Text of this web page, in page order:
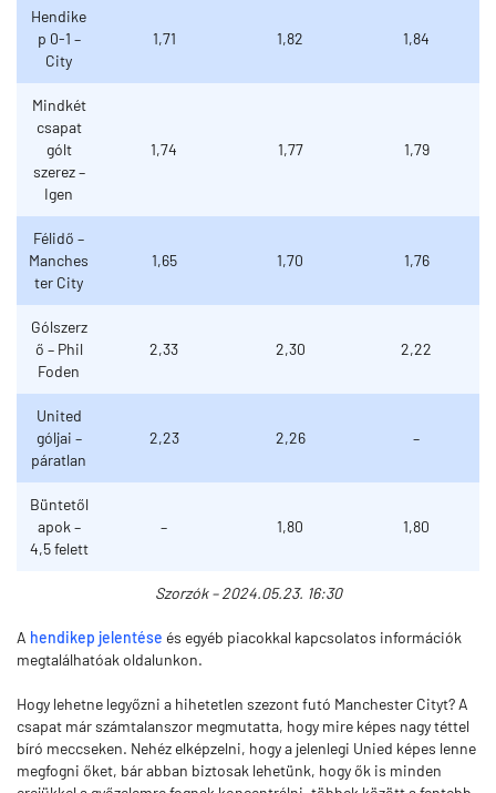
Hendike
p 0-1 –
City
1,71 1,82 1,84
Mindkét
csapat
gólt
szerez –
Igen
1,74 1,77 1,79
Félidő –
Manches
ter City
1,65 1,70 1,76
Gólszerz
ő – Phil
Foden
2,33 2,30 2,22
United
góljai –
páratlan
2,23 2,26 –
Büntetől
apok –
4,5 felett
– 1,80 1,80
Szorzók – 2024.05.23. 16:30
A hendikep jelentése és egyéb piacokkal kapcsolatos információk
megtalálhatóak oldalunkon.
Hogy lehetne legyőzni a hihetetlen szezont futó Manchester Cityt? A
csapat már számtalanszor megmutatta, hogy mire képes nagy téttel
bíró meccseken. Nehéz elképzelni, hogy a jelenlegi Unied képes lenne
megfogni őket, bár abban biztosak lehetünk, hogy ők is minden